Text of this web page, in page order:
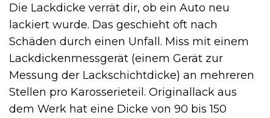
Die Lackdicke verrät dir, ob ein Auto neu
lackiert wurde. Das geschieht oft nach
Schäden durch einen Unfall. Miss mit einem
Lackdickenmessgerät (einem Gerät zur
Messung der Lackschichtdicke) an mehreren
Stellen pro Karosserieteil. Originallack aus
dem Werk hat eine Dicke von 90 bis 150